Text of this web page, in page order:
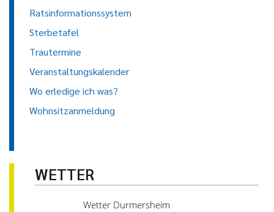
Ratsinformationssystem
Sterbetafel
Trautermine
Veranstaltungskalender
Wo erledige ich was?
Wohnsitzanmeldung
WETTER
Wetter Durmersheim